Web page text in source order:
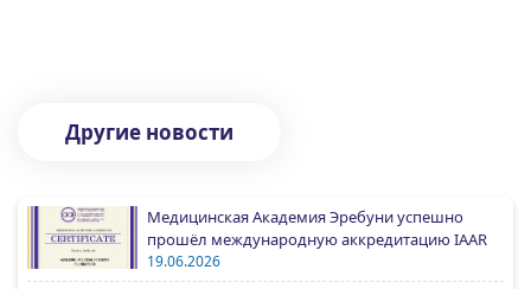
Другие новости
Медицинская Академия Эребуни успешно
прошёл международную аккредитацию IAAR
19.06.2026